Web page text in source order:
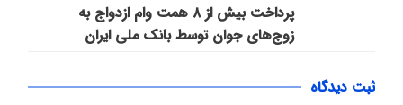
پرداخت بیش از ۸ همت وام ازدواج به
زوج‌های جوان توسط بانک ملی ایران
ثبت دیدگاه